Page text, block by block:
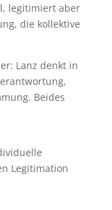
legitimiert aber
die kollektive
Lanz denkt in
Beides
Legitimation